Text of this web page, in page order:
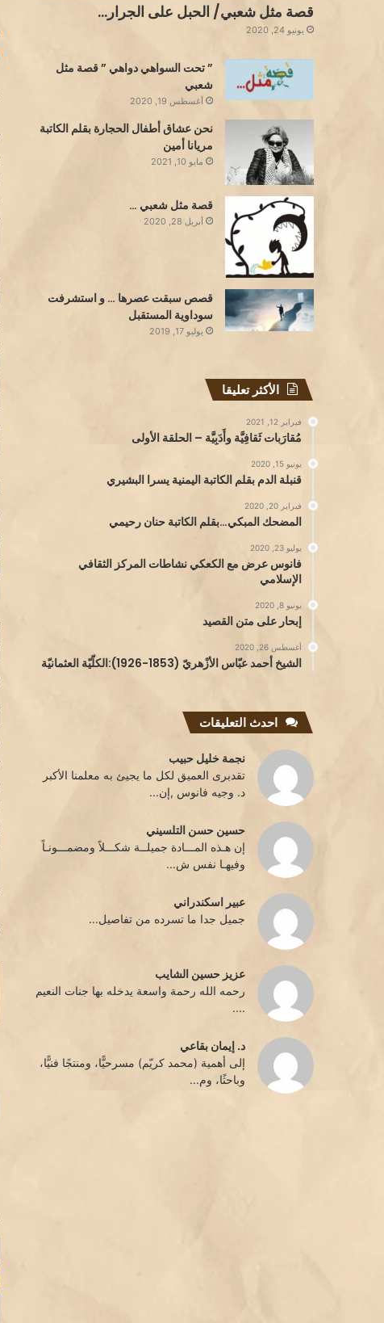
قصة مثل شعبي/ الحبل على الجرار…
يونيو 24, 2020
” تحت السواهي دواهي ” قصة مثل
شعبي
أغسطس 19, 2020
نحن عشاق أطفال الحجارة بقلم الكاتبة
مريانا أمين
مايو 10, 2021
قصة مثل شعبي …
أبريل 28, 2020
قصص سبقت عصرها … و استشرفت
سوداوية المستقبل
يوليو 17, 2019
الأكثر تعليقا
فبراير 12, 2021
مُقارَبات ثَقافِيَّة وأَدَبِيَّة – الحلقة الأولى
يونيو 15, 2020
قنبلة الدم بقلم الكاتبة اليمنية يسرا البشيري
فبراير 20, 2020
المضحك المبكي…بقلم الكاتبة حنان رحيمي
يوليو 23, 2020
فانوس عرض مع الكعكي نشاطات المركز الثقافي
الإسلامي
يونيو 8, 2020
إبحار على متن القصيد
أغسطس 26, 2020
الشيخ أحمد عبّاس الأزْهريّ (1853-1926):الكلّيّة العثمانيّة
احدث التعليقات
نجمة خليل حبيب
تقدبرى العميق لكل ما يجيئ به معلمنا الأكبر
د. وجيه فانوس ,إن...
حسين حسن التلسيني
إن هـذه المـــادة جميلــة شكـــلاً ومضمـــونـاً
وفيهـا نفس ش...
عبير اسكندراني
جميل جدا ما تسرده من تفاصيل...
عزيز حسين الشايب
رحمه الله رحمة واسعة يدخله بها جنات النعيم
....
د. إيمان بقاعي
إلى أهمية (محمد كريّم) مسرحيًّا، ومنتجًا فنيًّا،
وباحثًا، وم...